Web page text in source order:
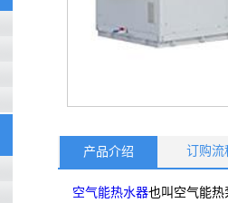
产品介绍 订购流
空气能热水器也叫空气能